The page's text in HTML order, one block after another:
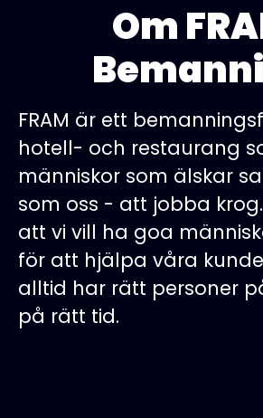
Om
FRAM är ett
hotell- och restaurang
människor som älskar
som oss - att jobba
att vi vill ha goa
för att hjälpa våra
alltid har rätt personer
på rätt tid.